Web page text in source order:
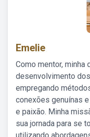
Emelie
Como mentor, minha
desenvolvimento
empregando
conexões genuínas
e paixão. Minha
sua jornada para se